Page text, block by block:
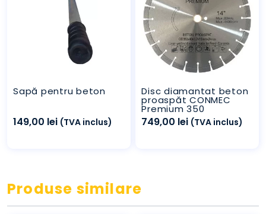
Sapă pentru beton
149,00 lei (TVA inclus)
Disc diamantat beton
proaspăt CONMEC
Premium 350
749,00 lei (TVA inclus)
Produse similare